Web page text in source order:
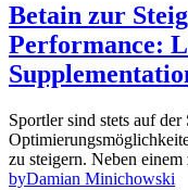
Betain zur
Performance:
Sportler sind stets auf
zu steigern. Neben
byDamian Minichowski